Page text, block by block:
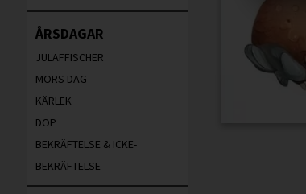
ÅRSDAGAR
JULAFFISCHER
MORS DAG
KÄRLEK
DOP
BEKRÄFTELSE & ICKE-
BEKRÄFTELSE